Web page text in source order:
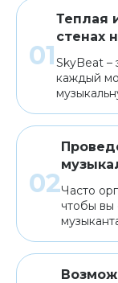
Теплая
стенах
SkyBeat –
каждый
Часто
чтобы вы